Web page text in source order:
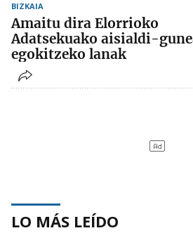
BIZKAIA
Amaitu dira Elorrioko
Adatsekuako aisialdi-
egokitzeko lanak
LO MÁS LEÍDO